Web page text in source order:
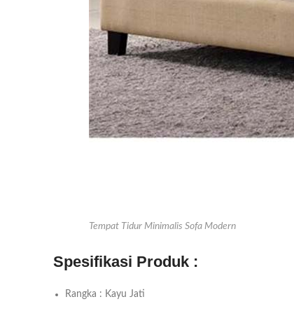
Tempat Tidur Minimalis Sofa Modern
Spesifikasi Produk :
Rangka : Kayu Jati